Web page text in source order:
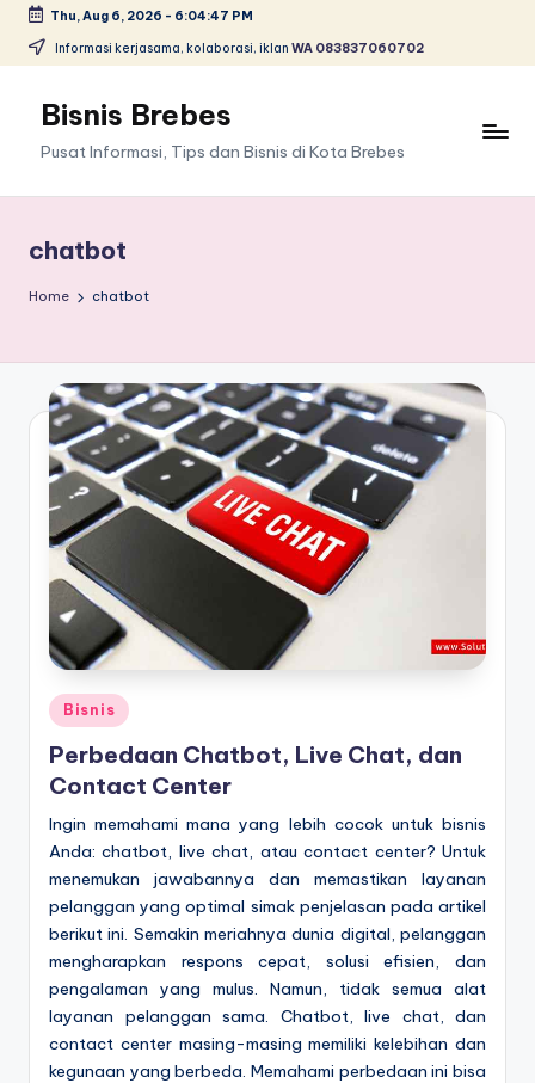
Skip
content
Thu, Aug 6, 2026 - 6:04:47 PM
Informasi kerjasama, kolaborasi, iklan WA 083837060702
Bisnis Brebes
Pusat Informasi, Tips dan Bisnis di Kota Brebes
chatbot
Home chatbot
Posted
in
Bisnis
Perbedaan Chatbot, Live Chat, dan
Contact Center
Ingin memahami mana yang lebih cocok untuk bisnis
Anda: chatbot, live chat, atau contact center? Untuk
menemukan jawabannya dan memastikan layanan
pelanggan yang optimal simak penjelasan pada artikel
berikut ini. Semakin meriahnya dunia digital, pelanggan
mengharapkan respons cepat, solusi efisien, dan
pengalaman yang mulus. Namun, tidak semua alat
layanan pelanggan sama. Chatbot, live chat, dan
contact center masing-masing memiliki kelebihan dan
kegunaan yang berbeda. Memahami perbedaan ini bisa